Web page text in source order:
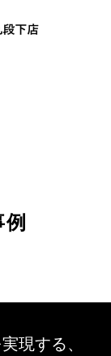
実現する、